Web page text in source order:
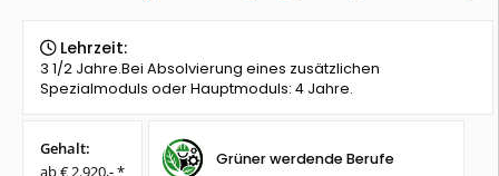
Lehrzeit:
3 1/2 Jahre.Bei Absolvierung eines zusätzlichen
Spezialmoduls oder Hauptmoduls: 4 Jahre.
Gehalt:
ab € 2.920,- *
Grüner werdende Berufe